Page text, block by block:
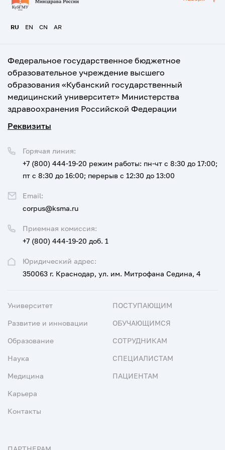
RU EN CN AR
Федеральное государственное бюджетное
образовательное учреждение высшего
образования «Кубанский государственный
медицинский университет» Министерства
здравоохранения Российской Федерации
Реквизиты
Юридический адрес:
350063 г. Краснодар, ул. им. Митрофана Седина, 4
Приемная комиссия:
+7 (800) 444-19-20 доб. 1
Горячая линия:
+7 (800) 444-19-20 режим работы: пн-чт с 8:30 до 17:00;
пт с 8:30 до 16:00; перерыв с 12:30 до 13:00
Email:
corpus@ksma.ru
Университет
Развитие и инновации
Образование
Наука
Медицина
Карьера
Контакты
ПОСТУПАЮЩИМ
ОБУЧАЮЩИМСЯ
СОТРУДНИКАМ
СПЕЦИАЛИСТАМ
ПАЦИЕНТАМ